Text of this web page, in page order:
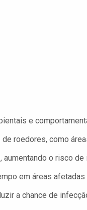
e
roedores, como
o risco de
em áreas
a chance de